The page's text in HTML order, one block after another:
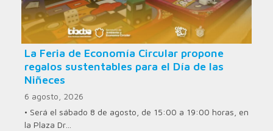
La Feria de Economía Circular propone
regalos sustentables para el Día de las
Niñeces
6 agosto, 2026
• Será el sábado 8 de agosto, de 15:00 a 19:00 horas, en
la Plaza Dr…